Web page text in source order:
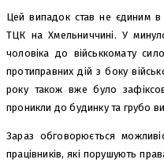
Цей випадок став не єдиним в
ТЦК на Хмельниччині. У
чоловіка до військкомату
протиправних дій з боку
року також вже було
проникли до будинку та грубо
Зараз обговорюється
працівників, які порушують